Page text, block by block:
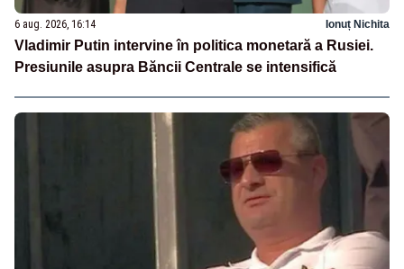
6 aug. 2026, 16:14 Ionuț Nichita
Vladimir Putin intervine în politica monetară a Rusiei.
Presiunile asupra Băncii Centrale se intensifică